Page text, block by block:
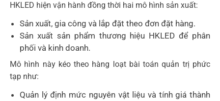
HKLED hiện vận hành đồng thời hai mô hình sản xuất:
Sản xuất, gia công và lắp đặt theo đơn đặt hàng.
Sản xuất sản phẩm thương hiệu HKLED để phân
phối và kinh doanh.
Mô hình này kéo theo hàng loạt bài toán quản trị phức
tạp như:
Quản lý định mức nguyên vật liệu và tính giá thành